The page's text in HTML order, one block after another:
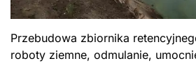
Przebudowa zbiornika
roboty ziemne, odmulanie,